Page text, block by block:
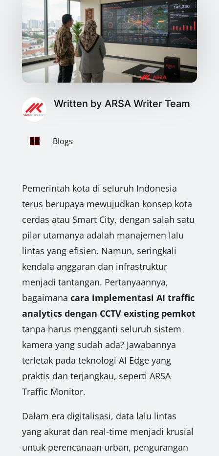
Written by ARSA Writer Team
 Blogs
Pemerintah kota di seluruh Indonesia
terus berupaya mewujudkan konsep kota
cerdas atau Smart City, dengan salah satu
pilar utamanya adalah manajemen lalu
lintas yang efisien. Namun, seringkali
kendala anggaran dan infrastruktur
menjadi tantangan. Pertanyaannya,
bagaimana cara implementasi AI traffic
analytics dengan CCTV existing pemkot
tanpa harus mengganti seluruh sistem
kamera yang sudah ada? Jawabannya
terletak pada teknologi AI Edge yang
praktis dan terjangkau, seperti ARSA
Traffic Monitor.
Dalam era digitalisasi, data lalu lintas
yang akurat dan real-time menjadi krusial
untuk perencanaan urban, pengurangan